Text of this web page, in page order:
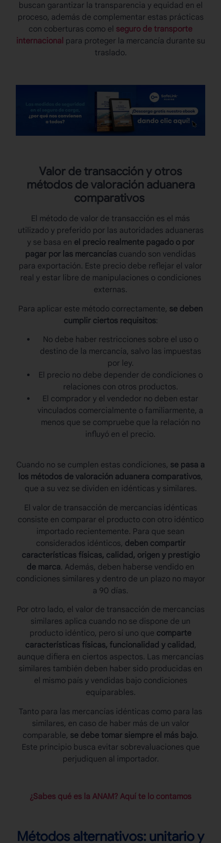
buscan garantizar la transparencia y equidad en el
proceso, además de complementar estas prácticas
con coberturas como el seguro de transporte
internacional para proteger la mercancía durante su
traslado.
Valor de transacción y otros
métodos de valoración aduanera
comparativos
El método de valor de transacción es el más
utilizado y preferido por las autoridades aduaneras
y se basa en el precio realmente pagado o por
pagar por las mercancías cuando son vendidas
para exportación. Este precio debe reflejar el valor
real y estar libre de manipulaciones o condiciones
externas.
Para aplicar este método correctamente, se deben
cumplir ciertos requisitos:
No debe haber restricciones sobre el uso o
destino de la mercancía, salvo las impuestas
por ley.
El precio no debe depender de condiciones o
relaciones con otros productos.
El comprador y el vendedor no deben estar
vinculados comercialmente o familiarmente, a
menos que se compruebe que la relación no
influyó en el precio.
Cuando no se cumplen estas condiciones, se pasa a
los métodos de valoración aduanera comparativos,
que a su vez se dividen en idénticas y similares.
El valor de transacción de mercancías idénticas
consiste en comparar el producto con otro idéntico
importado recientemente. Para que sean
considerados idénticos, deben compartir
características físicas, calidad, origen y prestigio
de marca. Además, deben haberse vendido en
condiciones similares y dentro de un plazo no mayor
a 90 días.
Por otro lado, el valor de transacción de mercancías
similares aplica cuando no se dispone de un
producto idéntico, pero sí uno que comparte
características físicas, funcionalidad y calidad,
aunque difiera en ciertos aspectos. Las mercancías
similares también deben haber sido producidas en
el mismo país y vendidas bajo condiciones
equiparables.
Tanto para las mercancías idénticas como para las
similares, en caso de haber más de un valor
comparable, se debe tomar siempre el más bajo.
Este principio busca evitar sobrevaluaciones que
perjudiquen al importador.
¿Sabes qué es la ANAM? Aquí te lo contamos
Métodos alternativos: unitario y